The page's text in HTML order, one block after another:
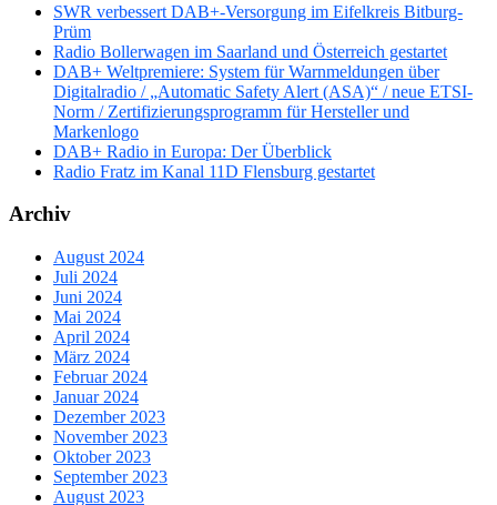
SWR verbessert DAB+-Versorgung im Eifelkreis Bitburg-
Prüm
Radio Bollerwagen im Saarland und Österreich gestartet
DAB+ Weltpremiere: System für Warnmeldungen über
Digitalradio / „Automatic Safety Alert (ASA)“ / neue ETSI-
Norm / Zertifizierungsprogramm für Hersteller und
Markenlogo
DAB+ Radio in Europa: Der Überblick
Radio Fratz im Kanal 11D Flensburg gestartet
Archiv
August 2024
Juli 2024
Juni 2024
Mai 2024
April 2024
März 2024
Februar 2024
Januar 2024
Dezember 2023
November 2023
Oktober 2023
September 2023
August 2023